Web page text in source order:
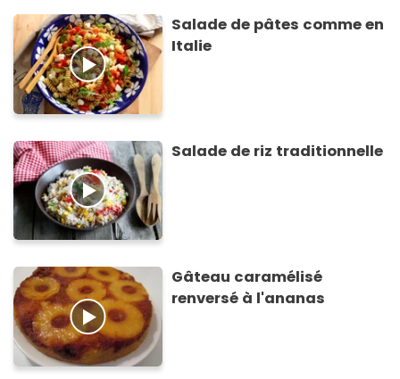
Salade de pâtes comme en
Italie
Salade de riz traditionnelle
Gâteau caramélisé
renversé à l'ananas